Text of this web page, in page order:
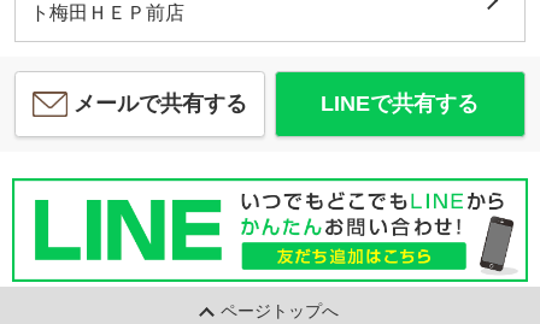
ト梅田ＨＥＰ前店
メールで共有する LINEで共有する
ページトップへ